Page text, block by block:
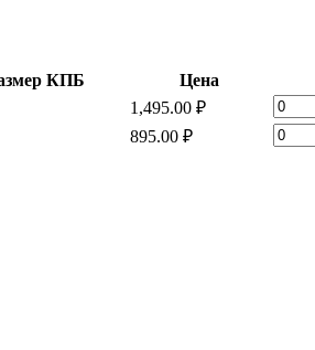
КПБ Цена
1,495.00 ₽
Мако-
сатин
895.00 ₽
Мако-
сатин